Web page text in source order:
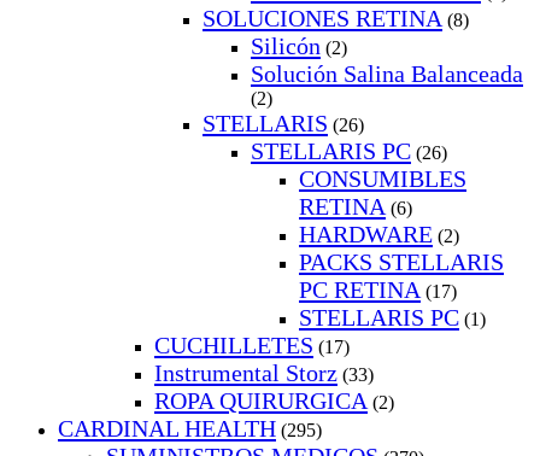
SOLUCIONES RETINA (8)
Silicón (2)
Solución Salina Balanceada
(2)
STELLARIS (26)
STELLARIS PC (26)
CONSUMIBLES
RETINA (6)
HARDWARE (2)
PACKS STELLARIS
PC RETINA (17)
STELLARIS PC (1)
CUCHILLETES (17)
Instrumental Storz (33)
ROPA QUIRURGICA (2)
CARDINAL HEALTH (295)